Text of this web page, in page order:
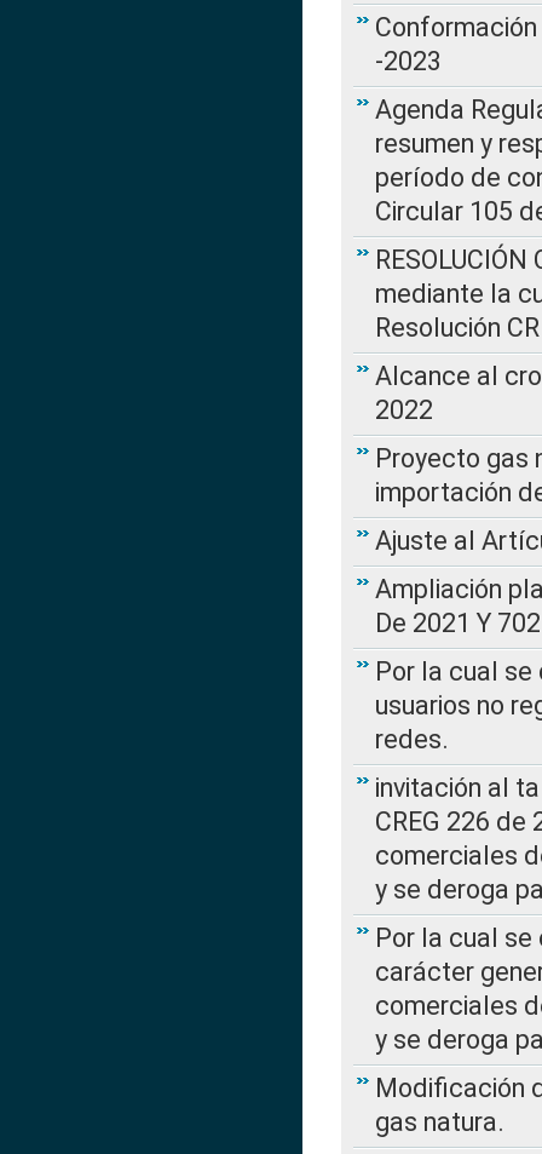
-2023
Agenda
resumen y
período de
Circular 105
mediante la
Resolución
Alcance al
2022
Proyecto gas
importación
Ajuste al
Ampliación
De 2021 Y
Por la cual
usuarios no
redes.
invitación al
CREG 226
comerciales
y se deroga
Por la cual
carácter
comerciales
y se deroga
Modificación
gas natura.